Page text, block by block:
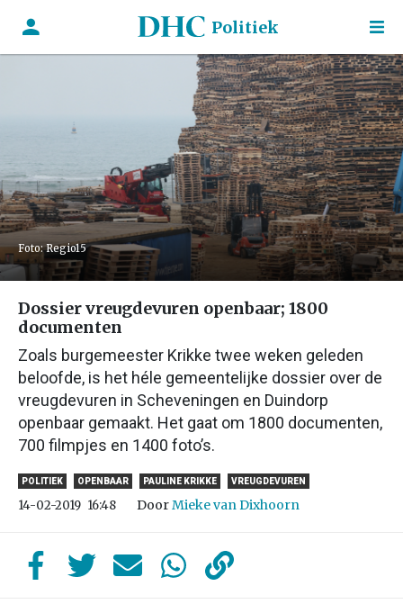
Politiek
Foto: Regio15
Dossier vreugdevuren openbaar; 1800
documenten
Zoals burgemeester Krikke twee weken geleden
beloofde, is het héle gemeentelijke dossier over de
vreugdevuren in Scheveningen en Duindorp
openbaar gemaakt. Het gaat om 1800 documenten,
700 filmpjes en 1400 foto’s.
POLITIEK OPENBAAR PAULINE KRIKKE VREUGDEVUREN
14-02-2019 16:48 DoorMieke van Dixhoorn